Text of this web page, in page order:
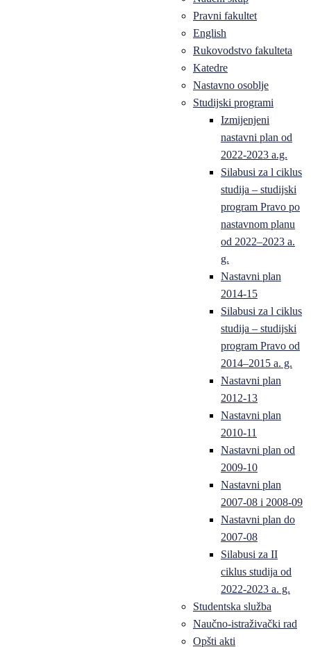
Pravni fakultet
English
Rukovodstvo fakulteta
Katedre
Nastavno osoblje
Studijski programi
Izmijenjeni
nastavni plan od
2022-2023 a.g.
Silabusi za l ciklus
studija – studijski
program Pravo po
nastavnom planu
od 2022–2023 a.
g.
Nastavni plan
2014-15
Silabusi za l ciklus
studija – studijski
program Pravo od
2014–2015 a. g.
Nastavni plan
2012-13
Nastavni plan
2010-11
Nastavni plan od
2009-10
Nastavni plan
2007-08 i 2008-09
Nastavni plan do
2007-08
Silabusi za II
ciklus studija od
2022-2023 a. g.
Studentska služba
Naučno-istraživački rad
Opšti akti